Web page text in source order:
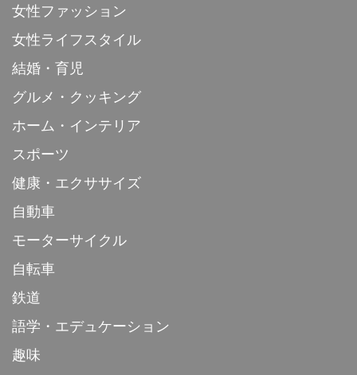
女性ファッション
女性ライフスタイル
結婚・育児
グルメ・クッキング
ホーム・インテリア
スポーツ
健康・エクササイズ
自動車
モーターサイクル
自転車
鉄道
語学・エデュケーション
趣味